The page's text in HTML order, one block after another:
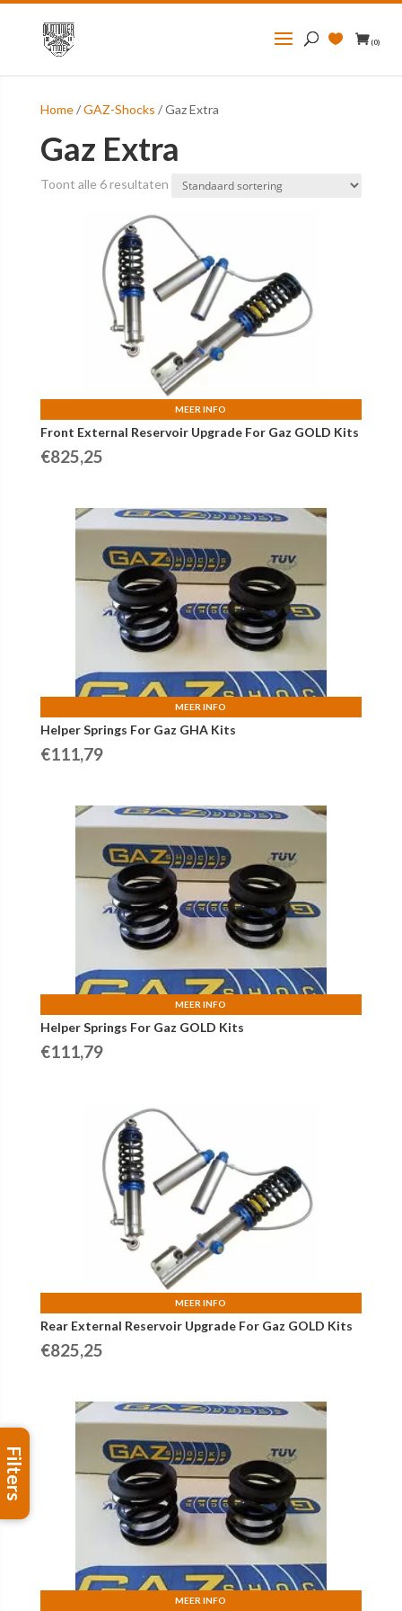
(0)
Home/GAZ-Shocks / Gaz Extra
Gaz Extra
Toont alle 6 resultaten
MEER INFO
Front External Reservoir Upgrade For Gaz GOLD Kits
€825,25
MEER INFO
Helper Springs For Gaz GHA Kits
€111,79
MEER INFO
Helper Springs For Gaz GOLD Kits
€111,79
MEER INFO
Rear External Reservoir Upgrade For Gaz GOLD Kits
€825,25
MEER INFO
Filters